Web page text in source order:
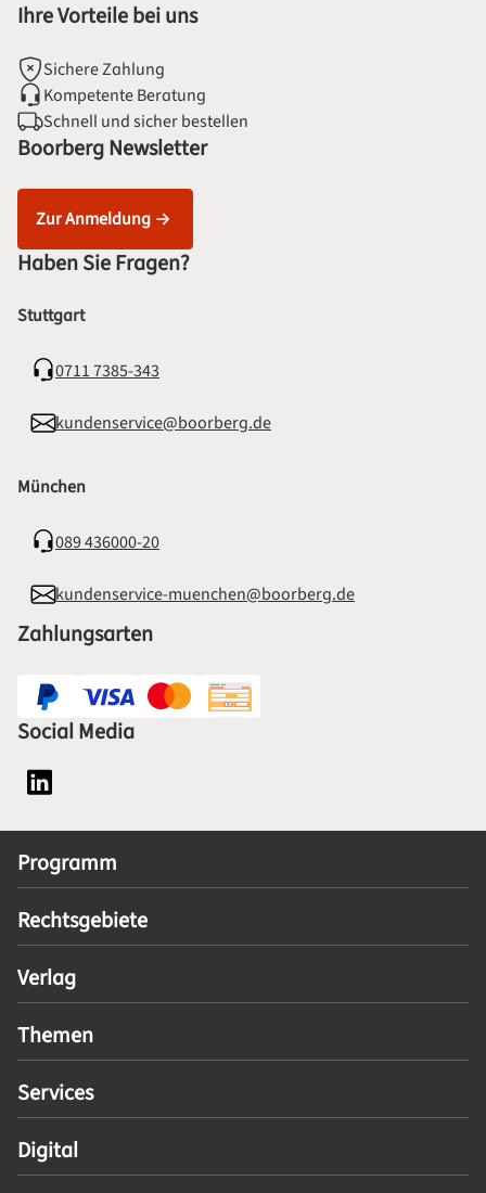
Ihre Vorteile bei uns
Sichere Zahlung
Kompetente Beratung
Schnell und sicher bestellen
Boorberg Newsletter
Zur Anmeldung
Haben Sie Fragen?
Stuttgart
0711 7385-343
kundenservice@boorberg.de
München
089 436000-20
kundenservice-muenchen@boorberg.de
Zahlungsarten
Social Media
Social Media Plattform LinkedIn
Programm
Rechtsgebiete
Verlag
Themen
Services
Digital